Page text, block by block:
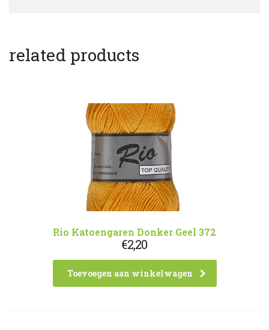
related products
Rio Katoengaren Donker Geel 372
€2,20
Toevoegen aan winkelwagen